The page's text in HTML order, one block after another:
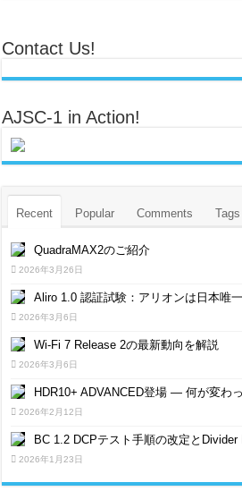
Contact Us!
AJSC-1 in Action!
Recent Popular Comments Tags
QuadraMAX2のご紹介
2026年3月26日
Aliro 1.0 認証試験：アリオンは日本唯
2026年3月6日
Wi-Fi 7 Release 2の最新動向を解説
2026年3月6日
HDR10+ ADVANCED登場 ― 何が変わ
2026年2月12日
BC 1.2 DCPテスト手順の改定と
2026年1月23日